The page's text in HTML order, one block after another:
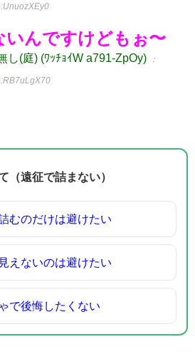
いんですけどもぉ〜
し(庭) (ﾜｯﾁｮｲW a791-ZpOy) ：
（遠征で詰まない）
むのだけは避けたい
えないのは避けたい
で後悔したくない